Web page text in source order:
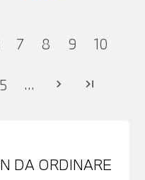
7 8 9 10
... chevron_right last_page
DA ORDINARE